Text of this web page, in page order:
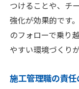
つけることや、チ
強化が効果的です
のフォローで乗り
やすい環境づくり
施工管理職の責